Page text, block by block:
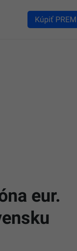
Kúpiť
eur.